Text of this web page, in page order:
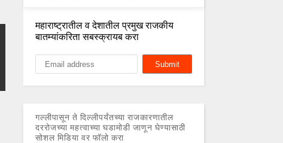
महाराष्ट्रातील व देशातील प्रमुख राजकीय
बातम्यांकरिता सबस्क्रायब करा
गल्लीपासून ते दिल्लीपर्यंतच्या राजकारणातील
दररोजच्या महत्वाच्या घडामोडी जाणून घेण्यासाठी
सोशल मिडिया वर फॉलो करा